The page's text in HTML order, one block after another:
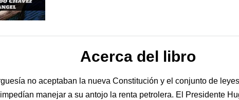
Acerca del libro
no aceptaban la nueva Constitución y el conjunto de
manejar a su antojo la renta petrolera. El Presidente